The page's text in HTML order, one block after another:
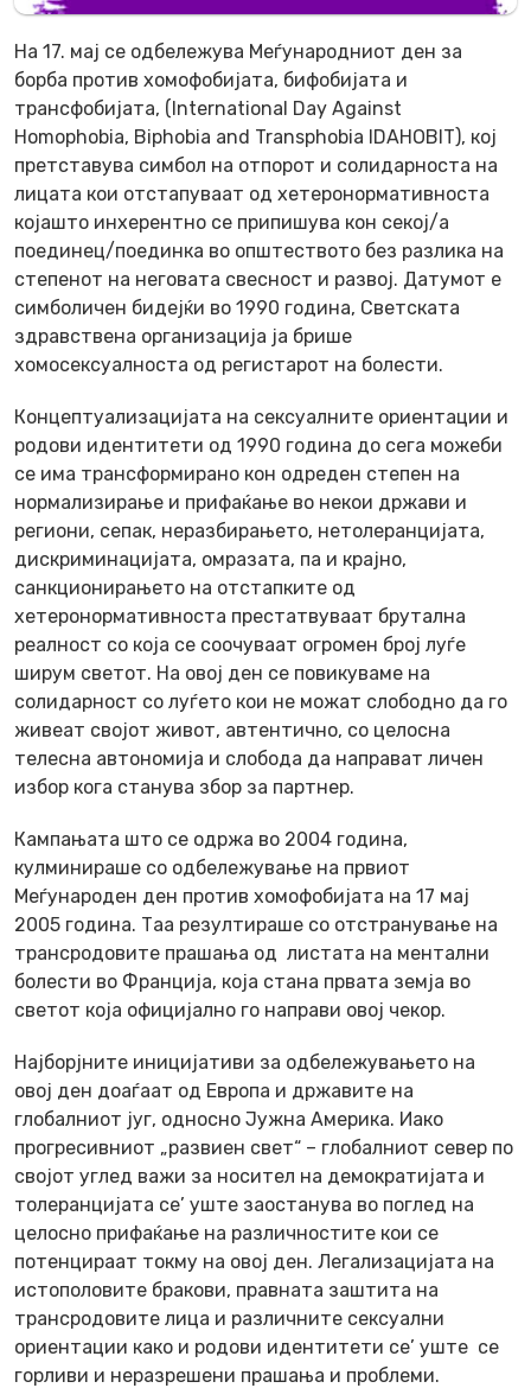
На 17. мај се одбележува Меѓународниот ден за
борба против хомофобијата, бифобијата и
трансфобијата, (International Day Against
Homophobia, Biphobia and Transphobia IDAHOBIT), кој
претставува симбол на отпорот и солидарноста на
лицата кои отстапуваат од хетеронормативноста
којашто инхерентно се припишува кон секој/а
поединец/поединка во општеството без разлика на
степенот на неговата свесност и развој. Датумот е
симболичен бидејќи во 1990 година, Светската
здравствена организација ја брише
хомосексуалноста од регистарот на болести.
Концептуализацијата на сексуалните ориентации и
родови идентитети од 1990 година до сега можеби
се има трансформирано кон одреден степен на
нормализирање и прифаќање во некои држави и
региони, сепак, неразбирањето, нетолеранцијата,
дискриминацијата, омразата, па и крајно,
санкционирањето на отстапките од
хетеронормативноста престатвуваат брутална
реалност со која се соочуваат огромен број луѓе
ширум светот. На овој ден се повикуваме на
солидарност со луѓето кои не можат слободно да го
живеат својот живот, автентично, со целосна
телесна автономија и слобода да направат личен
избор кога станува збор за партнер.
Кампањата што се одржа во 2004 година,
кулминираше со одбележување на првиот
Меѓународен ден против хомофобијата на 17 мај
2005 година. Таа резултираше со отстранување на
трансродовите прашања од листата на ментални
болести во Франција, која стана првата земја во
светот која официјално го направи овој чекор.
Најборјните иницијативи за одбележувањето на
овој ден доаѓаат од Европа и државите на
глобалниот југ, односно Јужна Америка. Иако
прогресивниот „развиен свет“ – глобалниот север по
својот углед важи за носител на демократијата и
толеранцијата се’ уште заостанува во поглед на
целосно прифаќање на различностите кои се
потенцираат токму на овој ден. Легализацијата на
истополовите бракови, правната заштита на
трансродовите лица и различните сексуални
ориентации како и родови идентитети се’ уште се
горливи и неразрешени прашања и проблеми.